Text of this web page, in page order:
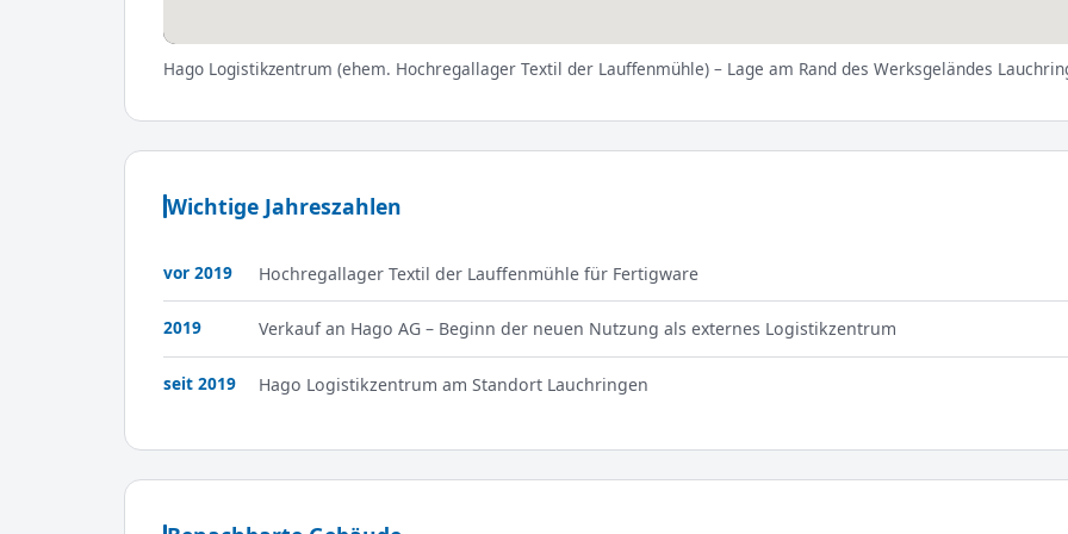
Hago Logistikzentrum (ehem. Hochregallager Textil der Lauffenmühle) – Lage am Rand des Werksgeländes
Wichtige Jahreszahlen
vor 2019 Hochregallager Textil der Lauffenmühle für Fertigware
2019 Verkauf an Hago AG – Beginn der neuen Nutzung als externes Logistikzentrum
seit 2019 Hago Logistikzentrum am Standort Lauchringen